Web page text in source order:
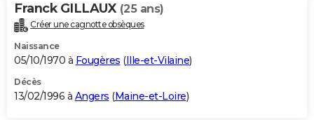
Franck GILLAUX (25 ans)
Créer une cagnotte obsèques
Naissance
05/10/1970 à Fougères (Ille-et-Vilaine)
Décès
13/02/1996 à Angers (Maine-et-Loire)